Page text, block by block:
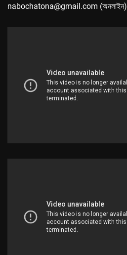
nabochatona@gmail.com (অনলাইন)